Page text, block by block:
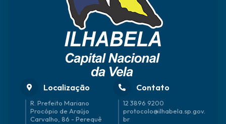
Localização
R. Prefeito Mariano
Procópio de Araújo
Carvalho, 86 - Perequê
Contato
12 3896 9200
protocolo@ilhabela.sp.gov.
br